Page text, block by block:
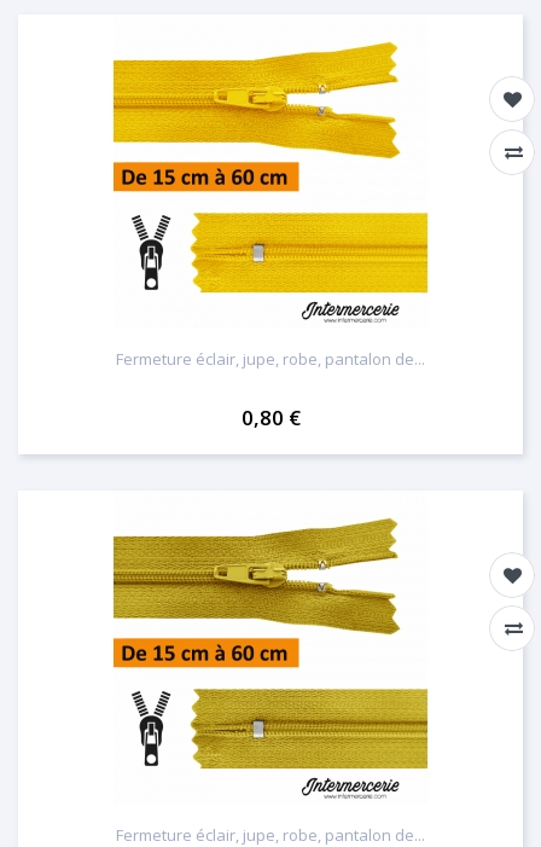
Fermeture éclair, jupe, robe, pantalon de...
0,80 €
Fermeture éclair, jupe, robe, pantalon de...